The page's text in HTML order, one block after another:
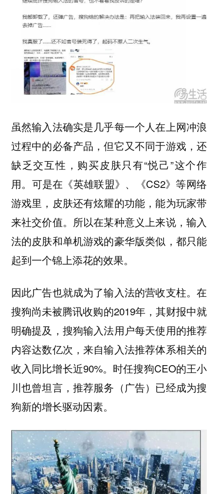
虽然输入法确实是几乎每一个人在上网冲浪
过程中的必备产品，但它又不同于游戏，还
缺乏交互性，购买皮肤只有“悦己”这个作
用。可是在《英雄联盟》、《CS2》等网络
游戏里，皮肤还有炫耀的功能，能为玩家带
来社交价值。所以在某种意义上来说，输入
法的皮肤和单机游戏的豪华版类似，都只能
起到一个锦上添花的效果。
因此广告也就成为了输入法的营收支柱。在
搜狗尚未被腾讯收购的2019年，其财报中就
明确提及，搜狗输入法用户每天使用的推荐
内容达数亿次，来自输入法推荐体系相关的
收入同比增长近90%。时任搜狗CEO的王小
川也曾坦言，推荐服务（广告）已经成为搜
狗新的增长驱动因素。